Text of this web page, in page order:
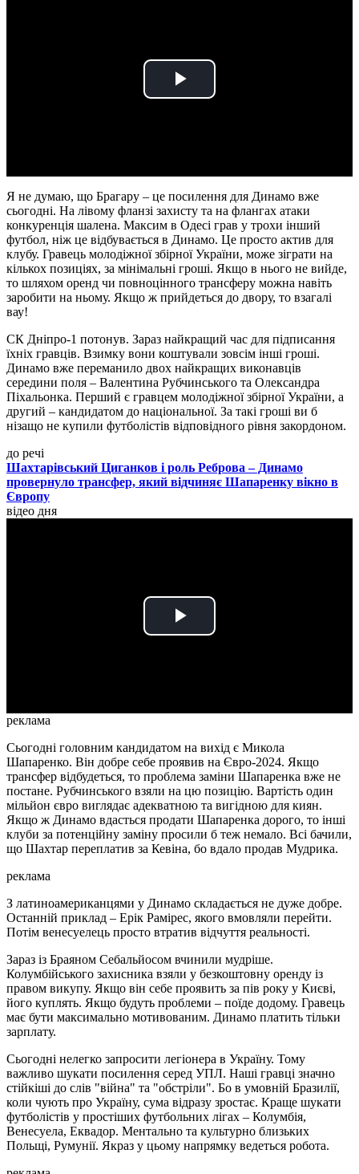
Play
Я не думаю, що Брагару – це посилення для Динамо вже
сьогодні. На лівому фланзі захисту та на флангах атаки
конкуренція шалена. Максим в Одесі грав у трохи інший
футбол, ніж це відбувається в Динамо. Це просто актив для
клубу. Гравець молодіжної збірної України, може зіграти на
кількох позиціях, за мінімальні гроші. Якщо в нього не вийде,
то шляхом оренд чи повноцінного трансферу можна навіть
заробити на ньому. Якщо ж прийдеться до двору, то взагалі
вау!
СК Дніпро-1 потонув. Зараз найкращий час для підписання
їхніх гравців. Взимку вони коштували зовсім інші гроші.
Динамо вже переманило двох найкращих виконавців
середини поля – Валентина Рубчинського та Олександра
Піхальонка. Перший є гравцем молодіжної збірної України, а
другий – кандидатом до національної. За такі гроші ви б
нізащо не купили футболістів відповідного рівня закордоном.
до речі
Шахтарівський Циганков і роль Реброва – Динамо
провернуло трансфер, який відчиняє Шапаренку вікно в
Європу
відео дня
Play
реклама
Сьогодні головним кандидатом на вихід є Микола
Шапаренко. Він добре себе проявив на Євро-2024. Якщо
трансфер відбудеться, то проблема заміни Шапаренка вже не
постане. Рубчинського взяли на цю позицію. Вартість один
мільйон євро виглядає адекватною та вигідною для киян.
Якщо ж Динамо вдасться продати Шапаренка дорого, то інші
клуби за потенційну заміну просили б теж немало. Всі бачили,
що Шахтар переплатив за Кевіна, бо вдало продав Мудрика.
реклама
З латиноамериканцями у Динамо складається не дуже добре.
Останній приклад – Ерік Рамірес, якого вмовляли перейти.
Потім венесуелець просто втратив відчуття реальності.
Зараз із Браяном Себальйосом вчинили мудріше.
Колумбійського захисника взяли у безкоштовну оренду із
правом викупу. Якщо він себе проявить за пів року у Києві,
його куплять. Якщо будуть проблеми – поїде додому. Гравець
має бути максимально мотивованим. Динамо платить тільки
зарплату.
Сьогодні нелегко запросити легіонера в Україну. Тому
важливо шукати посилення серед УПЛ. Наші гравці значно
стійкіші до слів "війна" та "обстріли". Бо в умовній Бразилії,
коли чують про Україну, сума відразу зростає. Краще шукати
футболістів у простіших футбольних лігах – Колумбія,
Венесуела, Еквадор. Ментально та культурно близьких
Польщі, Румунії. Якраз у цьому напрямку ведеться робота.